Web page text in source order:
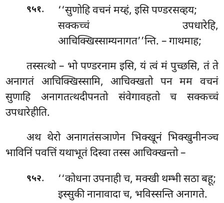
९५१.
‘‘सुणोहि वचनं मय्हं, इसि पण्डरसव्हय;
सक्कच्चं उपधारेहि,
आचिक्खिस्साम्यनागत’’न्ति. – गाथमाह;
तस्सत्थो – भो पण्डरनाम इसि, यं त्वं मं पुच्छसि, तं ते
अनागतं आचिक्खिस्सामि, आचिक्खतो पन मम वचनं
सुणाहि अनागतत्थदीपनतो संवेगावहतो च सक्कच्चं
उपधारेहीति.
अथ थेरो अनागतंसञाणेन भिक्खूनं भिक्खुनीनञ्च
भाविनिं पवत्तिं यथाभूतं दिस्वा तस्स आचिक्खन्तो –
९५२.
‘‘कोधना उपनाही च, मक्खी थम्भी सठा बहू;
इस्सुकी नानावादा च, भविस्सन्ति अनागते.